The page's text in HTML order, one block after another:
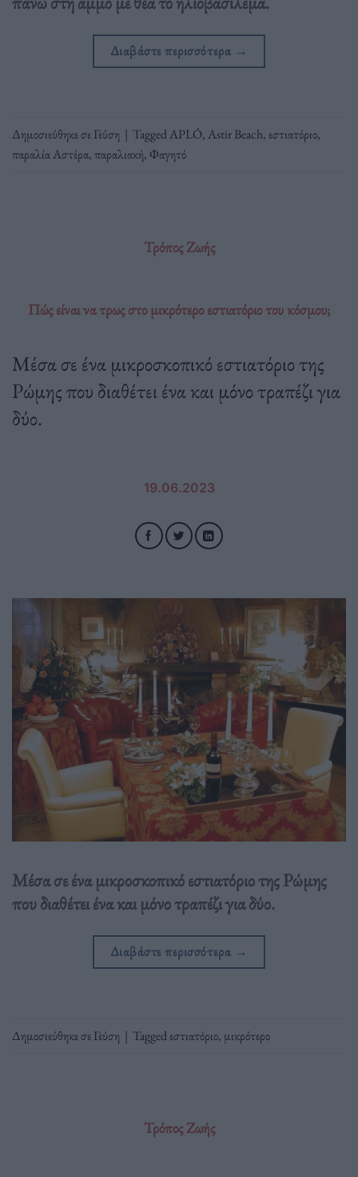
Διαβάστε περισσότερα →
Δημοσιεύθηκε σεΓεύση | TaggedAPLÓ,Astir Beach, εστιατόριο,
παραλία Αστέρα,παραλιακή, Φαγητό
Τρόπος Ζωής
Πώς είναι να τρως στο μικρότερο εστιατόριο του κόσμου;
Μέσα σε ένα μικροσκοπικό εστιατόριο της
Ρώμης που διαθέτει ένα και μόνο τραπέζι για
δύο.
19.06.2023
Μέσα σε ένα μικροσκοπικό εστιατόριο της Ρώμης
που διαθέτει ένα και μόνο τραπέζι για δύο.
Διαβάστε περισσότερα →
Δημοσιεύθηκε σεΓεύση | Taggedεστιατόριο, μικρότερο
Τρόπος Ζωής